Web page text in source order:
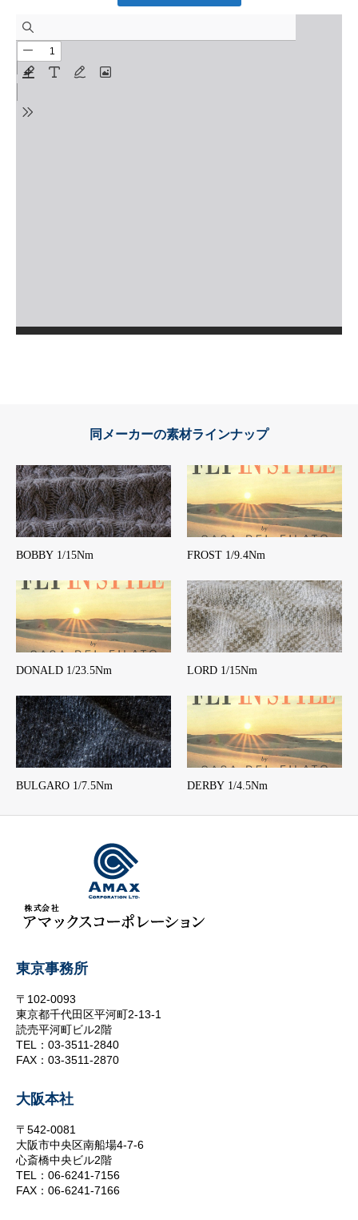
同メーカーの素材ラインナップ
BOBBY 1/15Nm FROST 1/9.4Nm
DONALD 1/23.5Nm LORD 1/15Nm
BULGARO 1/7.5Nm DERBY 1/4.5Nm
東京事務所
〒102-0093
東京都千代田区平河町2-13-1
読売平河町ビル2階
TEL：03-3511-2840
FAX：03-3511-2870
大阪本社
〒542-0081
大阪市中央区南船場4-7-6
心斎橋中央ビル2階
TEL：06-6241-7156
FAX：06-6241-7166